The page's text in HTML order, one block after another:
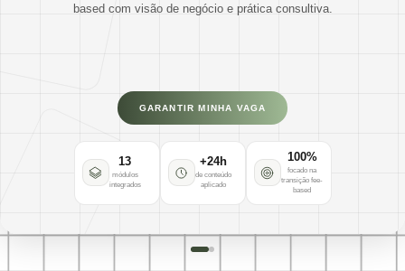
based com visão de negócio e prática consultiva.
GARANTIR MINHA VAGA
13
módulos
integrados
+24h
de conteúdo
aplicado
100%
focado na
transição fee-
based
Estrutura jurídica + contabilidade
Consultores estratégicos
Estruturação de partnership